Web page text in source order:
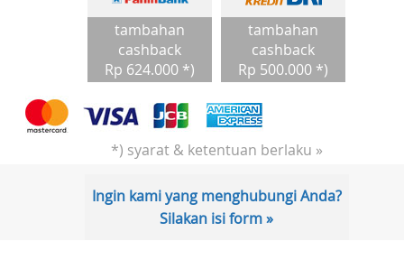
tambahan
cashback
Rp 624.000 *)
tambahan
cashback
Rp 500.000 *)
*) syarat & ketentuan berlaku »
Ingin kami yang menghubungi Anda?
Silakan isi form »